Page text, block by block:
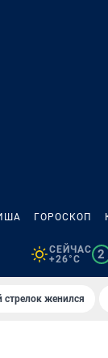
ГОРОСКОП
СЕЙЧАС
+26°C
2
стрелок женился